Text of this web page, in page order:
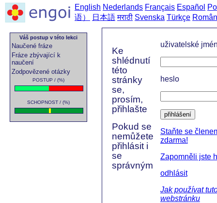
English Nederlands Français Español
语）
日本語 मराठी Svenska Türkçe
uživatelské
heslo
přihlášení
Staňte se
zdarma!
Zapomněli jste
odhlásit
Jak používat
webstránku
Váš postup v této lekci
Naučené fráze
Fráze zbývající k
naučení
Zodpovězené otázky
POSTUP / (%)
SCHOPNOST / (%)
Ke
shlédnutí
této
stránky
se,
prosím,
přihlašte
Pokud se
nemůžete
přihlásit i
se
správným